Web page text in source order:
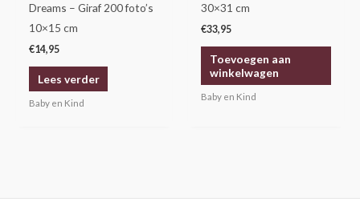
Dreams – Giraf 200 foto’s
10×15 cm
€14,95
Lees verder
Baby en Kind
30×31 cm
€33,95
Toevoegen aan
winkelwagen
Baby en Kind